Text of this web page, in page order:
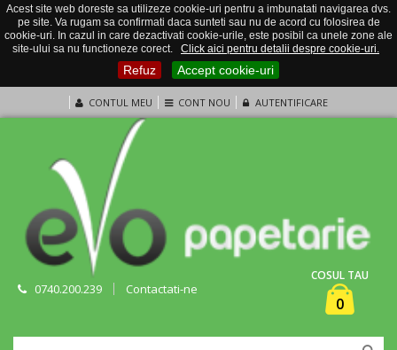
Acest site web doreste sa utilizeze cookie-uri pentru a imbunatati navigarea dvs.
pe site. Va rugam sa confirmati daca sunteti sau nu de acord cu folosirea de
cookie-uri. In cazul in care dezactivati cookie-urile, este posibil ca unele zone ale
site-ului sa nu functioneze corect.
Click aici pentru detalii despre cookie-uri.
Refuz Accept cookie-uri
CONTUL MEU CONT NOU AUTENTIFICARE
0740.200.239 Contactati-ne
COSUL TAU
0